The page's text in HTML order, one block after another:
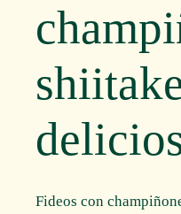
Fideos con